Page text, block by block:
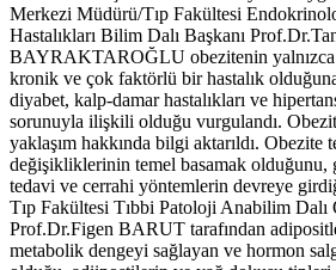
Merkezi Müdürü/Tıp Fakültesi
Hastalıkları Bilim Dalı Başkanı
BAYRAKTAROĞLU obezitenin yalnızca
kronik ve çok faktörlü bir hastalık
diyabet, kalp-damar hastalıkları ve
sorunuyla ilişkili olduğu vurgulandı.
yaklaşım hakkında bilgi aktarıldı. Obezite
değişikliklerinin temel basamak olduğunu,
tedavi ve cerrahi yöntemlerin devreye
Tıp Fakültesi Tıbbi Patoloji Anabilim Dalı
Prof.Dr.Figen BARUT tarafından
metabolik dengeyi sağlayan ve hormon